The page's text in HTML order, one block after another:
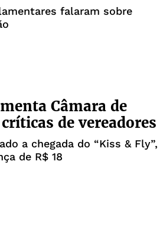
falaram sobre
Câmara de
de vereadores
a chegada do “Kiss & Fly”,
de R$ 18